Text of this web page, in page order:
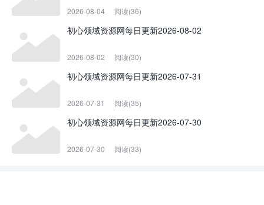
2026-08-04 阅读(36)
初心领域资源网每日更新2026-08-02
2026-08-02 阅读(30)
初心领域资源网每日更新2026-07-31
2026-07-31 阅读(35)
初心领域资源网每日更新2026-07-30
2026-07-30 阅读(33)